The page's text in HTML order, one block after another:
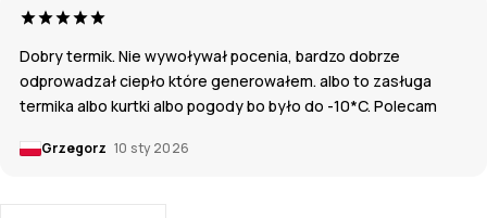
Dobry termik. Nie wywoływał pocenia, bardzo dobrze
odprowadzał ciepło które generowałem. albo to zasługa
termika albo kurtki albo pogody bo było do -10*C. Polecam
Grzegorz 10 sty 2026